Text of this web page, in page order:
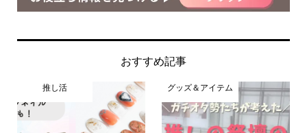
おすすめ記事
推し活 グッズ＆アイテム